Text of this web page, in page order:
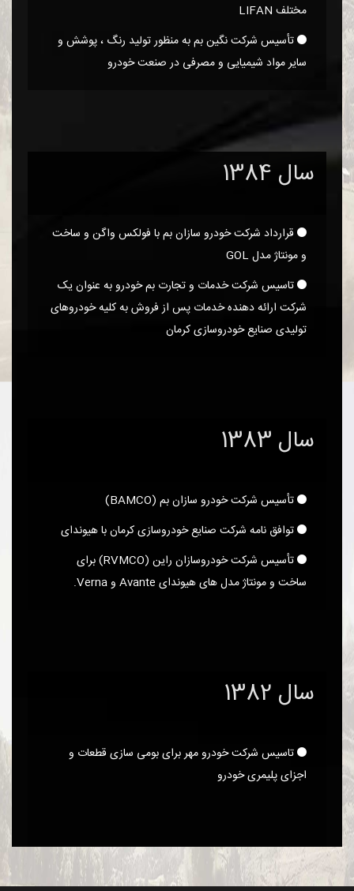
مختلف LIFAN
تأسیس شرکت نگین بم به منظور تولید رنگ ، پوشش و
سایر مواد شیمیایی و مصرفی در صنعت خودرو
سال 1384
قرارداد شرکت خودرو سازان بم با فولکس واگن و ساخت
و مونتاژ مدل GOL
تاسیس شرکت خدمات و تجارت بم خودرو به عنوان یک
شرکت ارائه دهنده خدمات پس از فروش به کلیه خودروهای
تولیدی صنایع خودروسازی کرمان
سال 1383
تأسیس شرکت خودرو سازان بم (BAMCO)
توافق نامه شرکت صنایع خودروسازی کرمان با هیوندای
تأسیس شرکت خودروسازان راین (RVMCO) برای
ساخت و مونتاژ مدل های هیوندای Avante و Verna.
سال 1382
تاسیس شرکت خودرو مهر برای بومی سازی قطعات و
اجزای پلیمری خودرو